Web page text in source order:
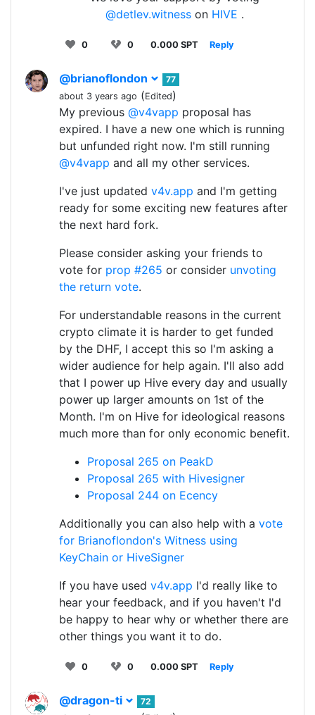
@detlev.witnesson HIVE .
0 0 0.000 SPT Reply
@brianoflondon
77
about 3 years ago (Edited)
My previous @v4vapp proposal has
expired. I have a new one which is running
but unfunded right now. I'm still running
@v4vapp and all my other services.
I've just updated v4v.app and I'm getting
ready for some exciting new features after
the next hard fork.
Please consider asking your friends to
vote for prop #265 or consider unvoting
the return vote.
For understandable reasons in the current
crypto climate it is harder to get funded
by the DHF, I accept this so I'm asking a
wider audience for help again. I'll also add
that I power up Hive every day and usually
power up larger amounts on 1st of the
Month. I'm on Hive for ideological reasons
much more than for only economic benefit.
Proposal 265 on PeakD
Proposal 265 with Hivesigner
Proposal 244 on Ecency
Additionally you can also help with a vote
for Brianoflondon's Witness using
KeyChain or HiveSigner
If you have used v4v.app I'd really like to
hear your feedback, and if you haven't I'd
be happy to hear why or whether there are
other things you want it to do.
0 0 0.000 SPT Reply
@dragon-ti
72